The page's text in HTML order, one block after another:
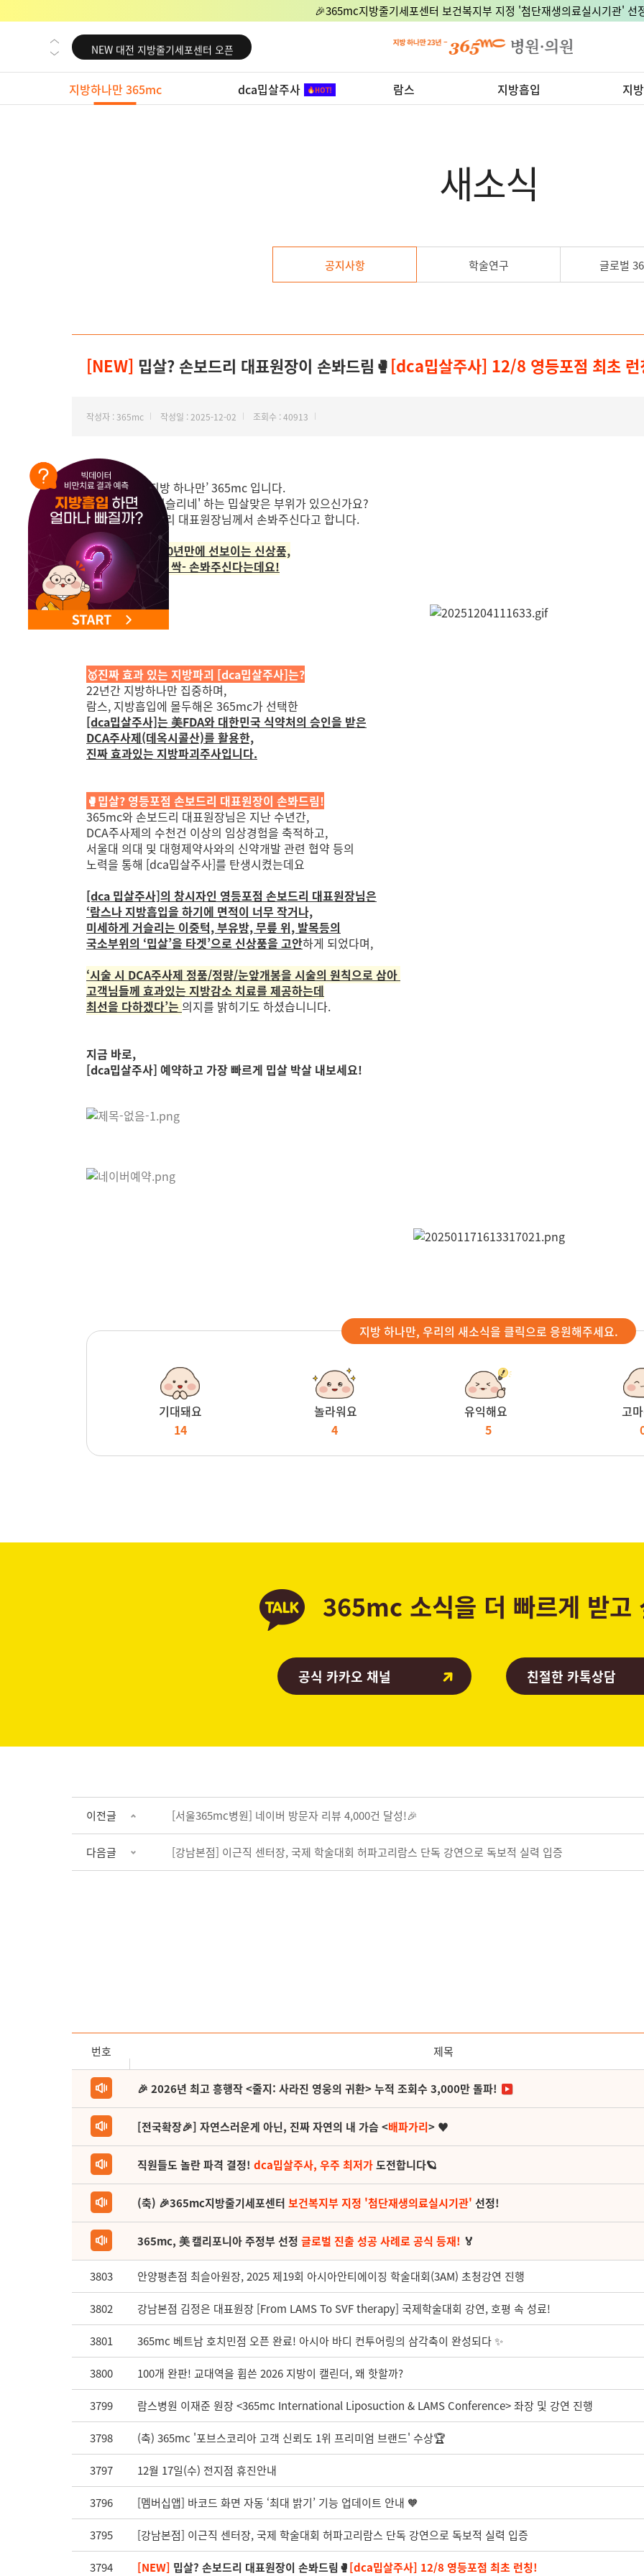
🎉365mc지방줄기세포센터 보건복지부 지정 '첨단재생의료실시기관' 선
NEW 교대 지방줄기세포센터 오픈
NEW 대전 지방줄기세포센터 오픈
NEW 노원 지방줄기세포센터 오픈
NEW 미국 LA점 오픈
지방하나만 365mc dca밉살주사 람스 지방흡입 지
새소식
공지사항 학술연구 글로벌
[NEW] 밉살? 손보드리 대표원장이 손봐드림🥊[dca밉살주사] 12/8 영등포점 최초
작성자 : 365mc 작성일 : 2025-12-02 조회수 : 40913
안녕하세요, ‘지방 하나만’ 365mc 입니다.
혹시 '아, 정말 거슬리네' 하는 밉살맞은 부위가 있으신가요?
영등포점 손보드리 대표원장님께서 손봐주신다고 합니다.
바로 365mc가 10년만에 선보이는 신상품,
[dca밉살주사]로 싹- 손봐주신다는데요!
🥇진짜 효과 있는 지방파괴 [dca밉살주사]는?
22년간 지방하나만 집중하며,
람스, 지방흡입에 몰두해온 365mc가 선택한
[dca밉살주사]는 美FDA와 대한민국 식약처의 승인을 받은
DCA주사제(데옥시콜산)를 활용한,
진짜 효과있는 지방파괴주사입니다.
🥊밉살? 영등포점 손보드리 대표원장이 손봐드림!
365mc와 손보드리 대표원장님은 지난 수년간,
DCA주사제의 수천건 이상의 임상경험을 축적하고,
서울대 의대 및 대형제약사와의 신약개발 관련 협약 등의
노력을 통해 [dca밉살주사]를 탄생시켰는데요
[dca 밉살주사]의 창시자인 영등포점 손보드리 대표원장님은
‘람스나 지방흡입을 하기에 면적이 너무 작거나,
미세하게 거슬리는 이중턱, 부유방, 무릎 위, 발목등의
국소부위의 ‘밉살’을 타겟’으로 신상품을 고안하게 되었다며,
‘시술 시 DCA주사제 정품/정량/눈앞개봉을 시술의 원칙으로 삼아
고객님들께 효과있는 지방감소 치료를 제공하는데
최선을 다하겠다’는 의지를 밝히기도 하셨습니니다.
지금 바로,
[dca밉살주사] 예약하고 가장 빠르게 밉살 박살 내보세요!
지방 하나만, 우리의 새소식을 클릭으로 응원해주세요.
기대돼요
14
놀라워요
4
유익해요
5
고
365mc 소식을 더 빠르게 받고
공식 카카오 채널 친절한 카톡상담
이전글 [서울365mc병원] 네이버 방문자 리뷰 4,000건 달성!🎉
다음글 [강남본점] 이근직 센터장, 국제 학술대회 허파고리람스 단독 강연으로 독보적 실력 입증
번호 제목
🎉 2026년 최고 흥행작 <줄지: 사라진 영웅의 귀환> 누적 조회수 3,000만 돌파!
[전국확장🎉] 자연스러운게 아닌, 진짜 자연의 내 가슴 <배파가리> ♥
직원들도 놀란 파격 결정! dca밉살주사, 우주 최저가도전합니다🪐
(축) 🎉365mc지방줄기세포센터 보건복지부 지정 '첨단재생의료실시기관' 선정!
365mc, 美 캘리포니아 주정부 선정 글로벌 진출 성공 사례로 공식 등재! 🏅
3803 안양평촌점 최슬아원장, 2025 제19회 아시아안티에이징 학술대회(3AM) 초청강연 진행
3802 강남본점 김정은 대표원장 [From LAMS To SVF therapy] 국제학술대회 강연, 호평 속 성료!
3801 365mc 베트남 호치민점 오픈 완료! 아시아 바디 컨투어링의 삼각축이 완성되다 ✨
3800 100개 완판! 교대역을 휩쓴 2026 지방이 캘린더, 왜 핫할까?
3799 람스병원 이재준 원장 <365mc International Liposuction & LAMS Conference> 좌장 및 강연 진행
3798 (축) 365mc '포브스코리아 고객 신뢰도 1위 프리미엄 브랜드' 수상🏆️
3797 12월 17일(수) 전지점 휴진안내
3796 [멤버십앱] 바코드 화면 자동 ‘최대 밝기’ 기능 업데이트 안내 🧡
3795 [강남본점] 이근직 센터장, 국제 학술대회 허파고리람스 단독 강연으로 독보적 실력 입증
3794 [NEW] 밉살? 손보드리 대표원장이 손봐드림🥊[dca밉살주사] 12/8 영등포점 최초 런칭!